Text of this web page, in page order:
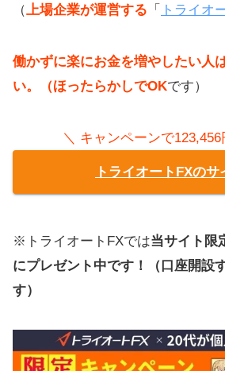
（ 上場企業が運営する 「 トライオ
働かずに楽にお金を増やしたい人
い。（ほったらかしでOKです）
＼ キャンペーンで
トライオートFXのサ
※トライオートFXでは当サイト限
にプレゼント中です！（口座開設
す）